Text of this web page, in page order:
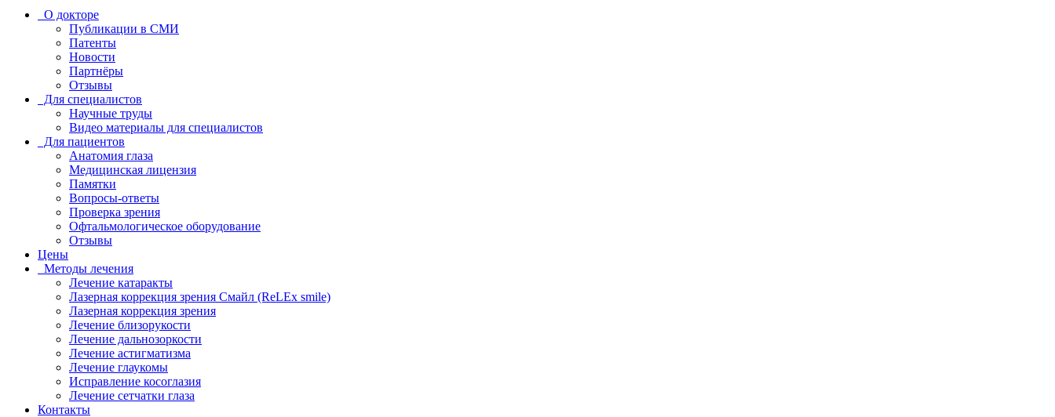
О докторе
Публикации в СМИ
Патенты
Новости
Партнёры
Отзывы
Для специалистов
Научные труды
Видео материалы для специалистов
Для пациентов
Анатомия глаза
Медицинская лицензия
Памятки
Вопросы-ответы
Проверка зрения
Офтальмологическое оборудование
Отзывы
Цены
Методы лечения
Лечение катаракты
Лазерная коррекция зрения Смайл (ReLEx smile)
Лазерная коррекция зрения
Лечение близорукости
Лечение дальнозоркости
Лечение астигматизма
Лечение глаукомы
Исправление косоглазия
Лечение сетчатки глаза
Контакты